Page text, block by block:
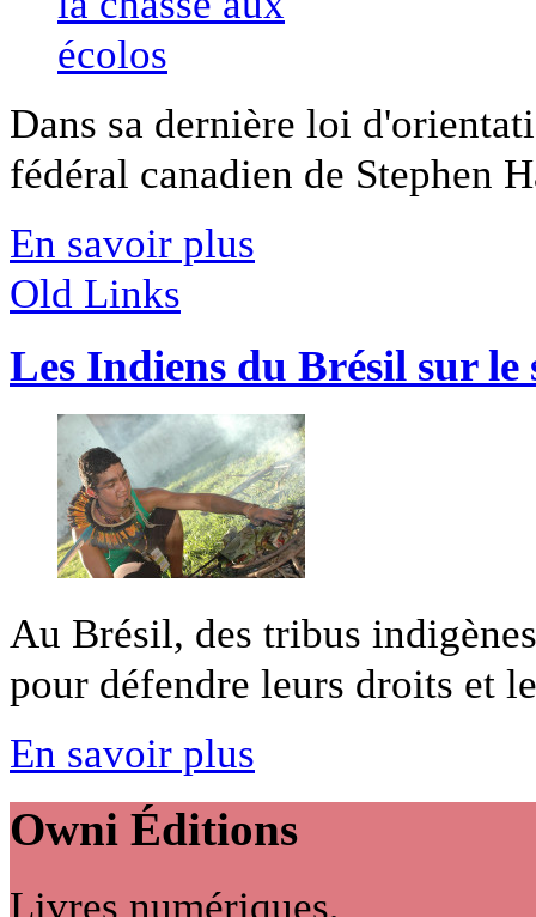
Dans sa dernière loi
fédéral canadien de Stephen
En savoir plus
Old Links
Les Indiens du Brésil sur
Au Brésil, des tribus
pour défendre leurs droits et
En savoir plus
Owni Éditions
Livres numériques,